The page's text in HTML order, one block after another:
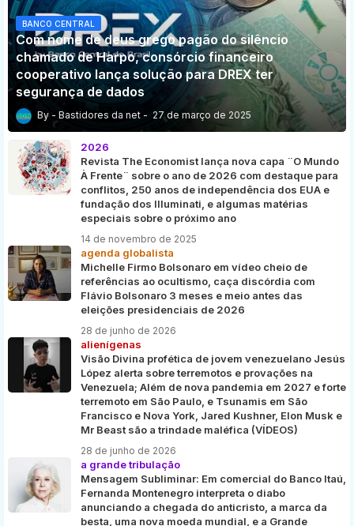
BANCO CENTRAL
Com nome de deus grego pagão do silêncio
chamado de Harpo, consórcio financeiro
cooperativo lança solução para DREX ter
segurança de dados
Bastidores da net 27 de março de 2025
2026
Revista The Economist lança nova capa ¨O Mundo
À Frente¨ sobre o ano de 2026 com destaque para
conflitos, 250 anos de independência dos EUA e
fundação dos Illuminati, e algumas matérias
especiais sobre o próximo ano
14 de novembro de 2025
agenda globalista
Michelle Firmo Bolsonaro em vídeo cheio de
referências ao ocultismo, caça discórdia com
Flávio Bolsonaro 3 meses e meio antes das
eleições presidenciais de 2026
28 de junho de 2026
alienígenas
Visão Divina profética de jovem venezuelano Jesús
López alerta sobre terremotos e provações na
Venezuela; Além de nova pandemia em 2027 e forte
terremoto em São Paulo, e Tsunamis em São
Francisco e Nova York, Jared Kushner, Elon Musk e
Mr Beast são a trindade maléfica (VÍDEOS)
28 de junho de 2026
a grande tribulação
Mensagem Subliminar: Em comercial do Banco Itaú,
Fernanda Montenegro interpreta o diabo
anunciando a chegada do anticristo, a marca da
besta, uma nova moeda mundial, e a Grande